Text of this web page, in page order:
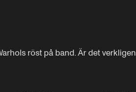
röst på band. Är det verkligen